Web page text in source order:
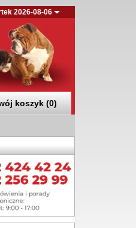
2026-08-06
koszyk (0)